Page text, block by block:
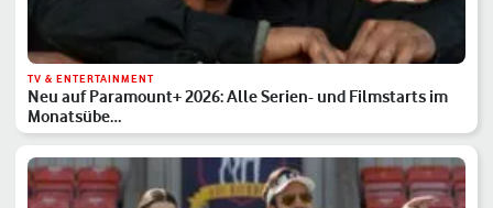
TV & ENTERTAINMENT
Neu auf Paramount+ 2026: Alle Serien- und Filmstarts im
Monatsübe…